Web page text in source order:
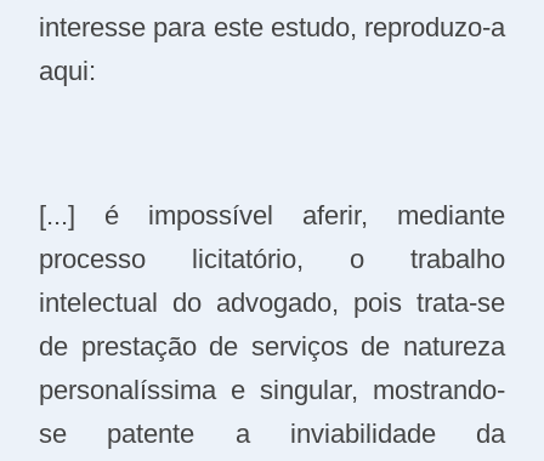
interesse para este estudo, reproduzo-a
aqui:
[...] é impossível aferir, mediante
processo licitatório, o trabalho
intelectual do advogado, pois trata-se
de prestação de serviços de natureza
personalíssima e singular, mostrando-
se patente a inviabilidade da